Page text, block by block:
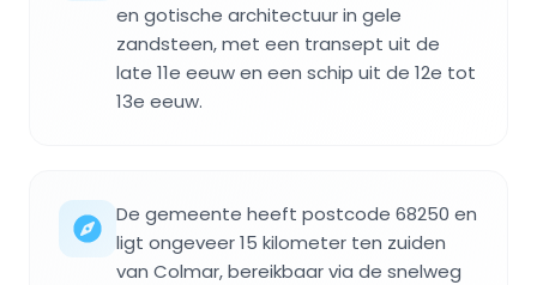
en gotische architectuur in gele
zandsteen, met een transept uit de
late 11e eeuw en een schip uit de 12e tot
13e eeuw.
De gemeente heeft postcode 68250 en
ligt ongeveer 15 kilometer ten zuiden
van Colmar, bereikbaar via de snelweg